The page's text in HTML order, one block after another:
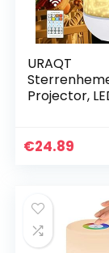
URAQT
Projector,
Wave
Lamp…
€24.89